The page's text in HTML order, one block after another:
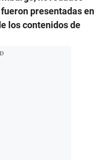
presentadas en
los contenidos de